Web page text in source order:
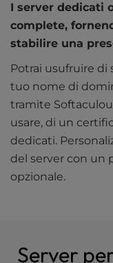
I server dedicati
complete,
stabilire una
Potrai usufruire di
tuo nome di
tramite
usare, di un
dedicati.
del server con un
opzionale.
Server